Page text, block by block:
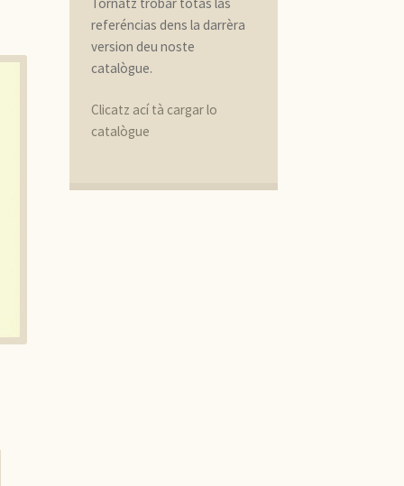
referéncias dens la darrèra
version deu noste
catalògue.
Clicatz ací tà cargar lo
catalògue